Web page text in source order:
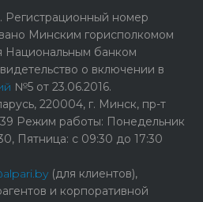
Регистрационный номер
Минским горисполкомом
Национальным банком
о включении в
№5 от 23.06.2016.
220004, г. Минск, пр-т
Режим работы: Понедельник
Пятница: с 09:30 до 17:30
(для клиентов),
и корпоративной